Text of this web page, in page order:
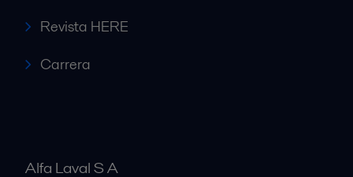
Revista HERE
Carrera
Alfa Laval S A